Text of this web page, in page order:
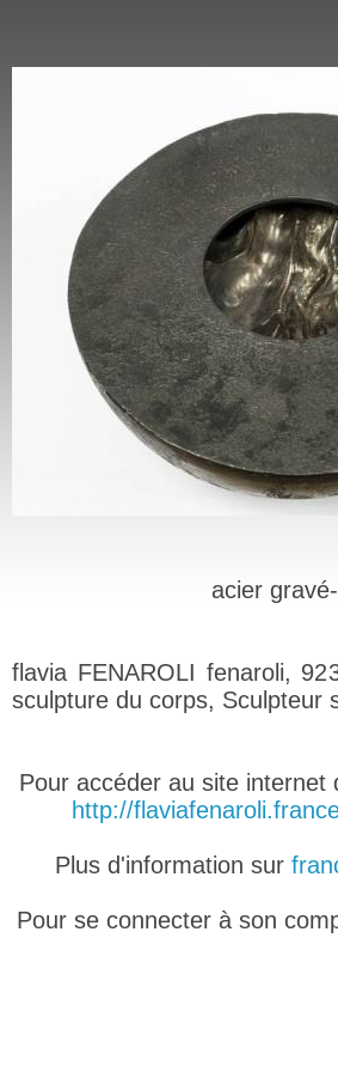
acier
flavia FENAROLI fenaroli,
sculpture du corps, Sculpteur
Pour accéder au site internet
http://
Plus d'information sur
Pour se connecter à son